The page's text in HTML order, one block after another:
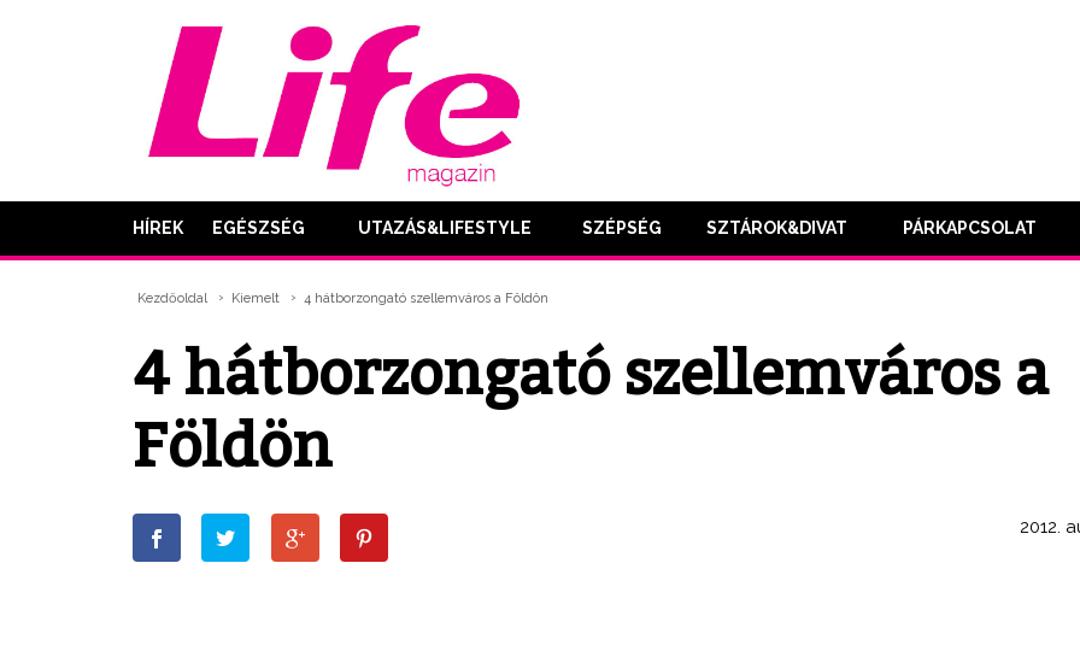
HÍREK EGÉSZSÉG UTAZÁS&LIFESTYLE SZÉPSÉG SZTÁROK&DIVAT PÁRKAPCSOLAT
Kezdőoldal Kiemelt 4 hátborzongató szellemváros a Földön
4 hátborzongató szellemváros a
Földön
2012.